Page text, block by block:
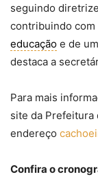
seguindo
contribuindo com
educação e de
destaca a
Para mais
site da Prefeitura
endereço
Confira o